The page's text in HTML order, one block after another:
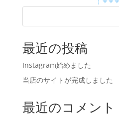
最近の投稿
Instagram始めました
当店のサイトが完成しました
最近のコメント